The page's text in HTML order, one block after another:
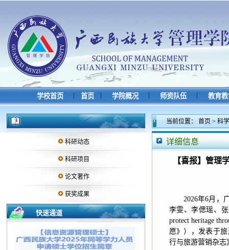
学校首页 首页 学院概况 师资队伍 教育
科研动态
科研项目
论文著作
获奖成果
快速通道
当前位置： 首页 > 科
详细信息
【喜报】管理
2026年6月，
李雯、李偲瑶、张
protect heritage
愿》），发表于
行与旅游营销杂志